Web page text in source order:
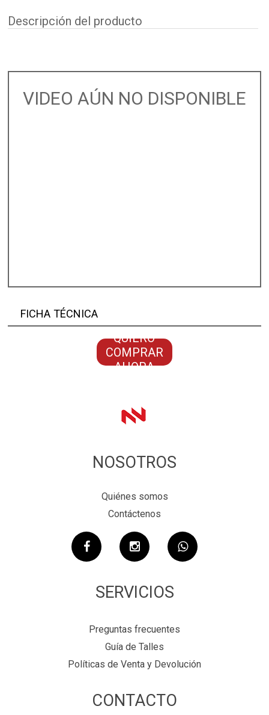
Descripción del producto
VIDEO AÚN NO DISPONIBLE
FICHA TÉCNICA
QUIERO
COMPRAR
AHORA
NOSOTROS
Quiénes somos
Contáctenos
SERVICIOS
Preguntas frecuentes
Guía de Talles
Políticas de Venta y Devolución
CONTACTO